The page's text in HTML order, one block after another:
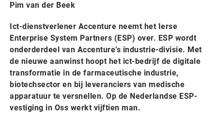
Pim van der Beek
Ict-dienstverlener Accenture neemt het Ierse
Enterprise System Partners (ESP) over. ESP wordt
onderderdeel van Accenture’s industrie-divisie. Met
de nieuwe aanwinst hoopt het ict-bedrijf de digitale
transformatie in de farmaceutische industrie,
biotechsector en bij leveranciers van medische
apparatuur te versnellen. Op de Nederlandse ESP-
vestiging in Oss werkt vijftien man.